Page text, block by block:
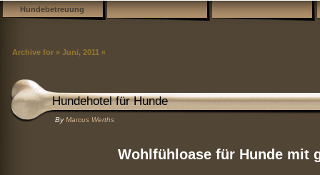
Hundebetreuung
Archive for » Juni, 2011 «
Hundehotel für Hunde
ByMarcus Werths
Wohlfühloase für Hunde mit